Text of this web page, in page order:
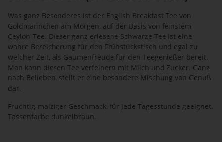
Was ganz Besonderes ist der English Breakfast Tee von
Goldmännchen am Morgen, auf der Basis von feinstem
Ceylon-Tee. Dieser ganz erlesene Schwarze Tee ist eine
wahre Bereicherung für den Frühstückstisch und egal zu
welcher Zeit, als Gaumenfreude für den Teegenießer bereit.
Man kann diesen Tee verfeinern mit Milch und Zucker. Ganz
nach Belieben, stellt er eine besondere Mischung von Genuß
dar.
Fruchtig-malziger Geschmack, für jede Tagesstunde geeignet.
Tassenfarbe dunkelbraun.